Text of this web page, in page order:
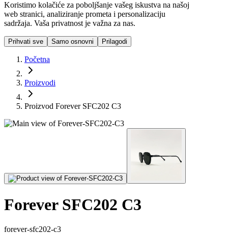
Koristimo kolačiće za poboljšanje vašeg iskustva na našoj
web stranici, analiziranje prometa i personalizaciju
sadržaja. Vaša privatnost je važna za nas.
Prihvati sve Samo osnovni Prilagodi
Početna
Proizvodi
Proizvod Forever SFC202 C3
Forever SFC202 C3
forever-sfc202-c3